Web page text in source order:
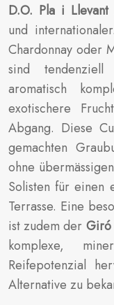
D.O. Pla i Llevant
und
Chardonnay oder
sind tendenziell
aromatisch
exotischere
Abgang. Diese
gemachten
ohne
Solisten für einen
Terrasse. Eine
ist zudem der Giró
komplexe,
Reifepotenzial
Alternative zu